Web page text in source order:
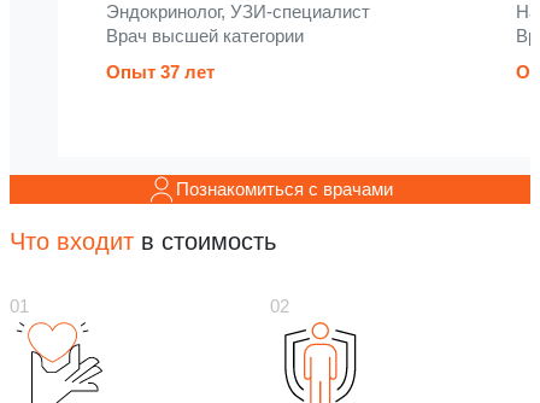
Эндокринолог, УЗИ-специалист
Врач высшей категории
Опыт 37 лет
Познакомиться с врачами
Что входит в стоимость